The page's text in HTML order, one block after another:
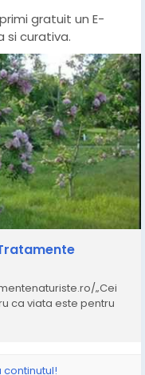
gratuit un E-
si curativa.
„Cei
ca viata este pentru